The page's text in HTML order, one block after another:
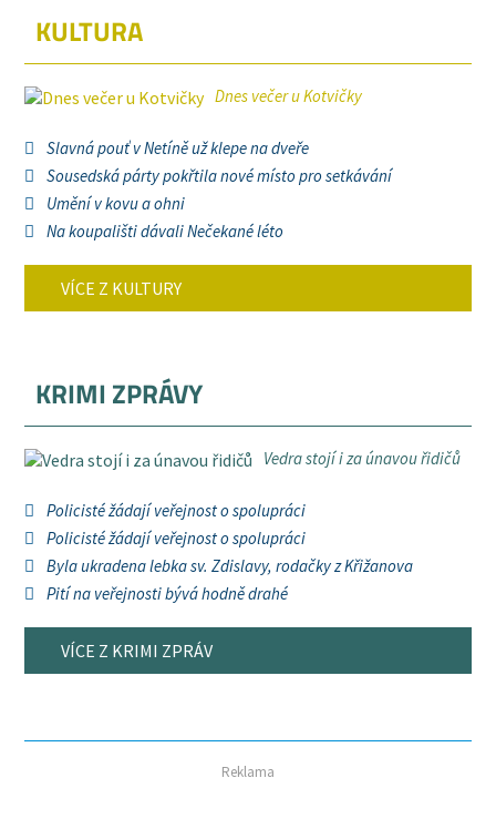
KULTURA
Dnes večer u Kotvičky
Slavná pouť v Netíně už klepe na dveře
Sousedská párty pokřtila nové místo pro setkávání
Umění v kovu a ohni
Na koupališti dávali Nečekané léto
VÍCE Z KULTURY
KRIMI ZPRÁVY
Vedra stojí i za únavou řidičů
Policisté žádají veřejnost o spolupráci
Policisté žádají veřejnost o spolupráci
Byla ukradena lebka sv. Zdislavy, rodačky z Křižanova
Pití na veřejnosti bývá hodně drahé
VÍCE Z KRIMI ZPRÁV
Reklama